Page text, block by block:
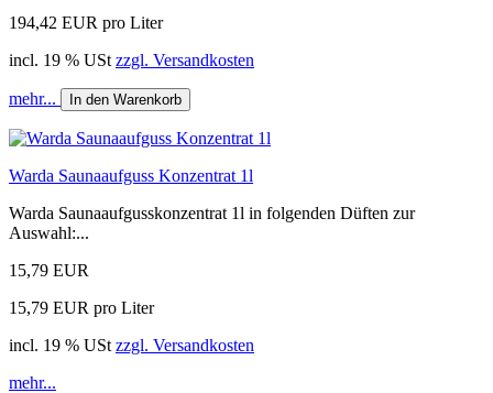
194,42 EUR pro Liter
incl. 19 % USt zzgl. Versandkosten
mehr... In den Warenkorb
Warda Saunaaufguss Konzentrat 1l
Warda Saunaaufgusskonzentrat 1l in folgenden Düften zur
Auswahl:...
15,79 EUR
15,79 EUR pro Liter
incl. 19 % USt zzgl. Versandkosten
mehr...